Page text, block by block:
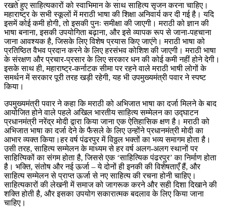
रखते हुए साहित्यकारों को स्वाभिमान के साथ साहित्य सृजन करना चाहिए।
महाराष्ट्र के सभी स्कूलों में मराठी भाषा की शिक्षा अनिवार्य कर दी गई है। यदि
इसमें कोई कमी होगी, तो इसकी पुनः समीक्षा की जाएगी। मराठी को ज्ञान की
भाषा बनाना, इसकी उपयोगिता बढ़ाना, और इसे व्यापक रूप से जाना-पहचाना
जाना आवश्यक है, जिसके लिए विशेष प्रयास किए जाएंगे। मराठी भाषा को
प्रतिष्ठित वैभव प्रदान करने के लिए हरसंभव कोशिश की जाएगी। मराठी भाषा
के संरक्षण और प्रचार-प्रसार के लिए सरकार धन की कोई कमी नहीं होने देगी।
इसके साथ ही, महाराष्ट्र-कर्नाटक सीमा पर रहने वाले मराठी भाषी लोगों के
समर्थन में सरकार पूरी तरह खड़ी रहेगी, यह भी उपमुख्यमंत्री पवार ने स्पष्ट
किया।
उपमुख्यमंत्री पवार ने कहा कि मराठी को अभिजात भाषा का दर्जा मिलने के बाद
आयोजित होने वाले पहले अखिल भारतीय साहित्य सम्मेलन का उद्घाटन
प्रधानमंत्री नरेंद्र मोदी द्वारा किया जाना एक ऐतिहासिक क्षण है। मराठी को
अभिजात भाषा का दर्जा देने के फैसले के लिए उन्होंने प्रधानमंत्री मोदी का
आभार व्यक्त किया।हर वर्ष पंढरपुर में विठ्ठल भक्तों का भव्य समागम होता है।
उसी तरह, साहित्य सम्मेलन के माध्यम से हर वर्ष अलग-अलग स्थानों पर
साहित्यिकों का संगम होता है, जिससे एक ‘साहित्यिक पंढरपुर’ का निर्माण होता
है। भक्ति, संतोष और नई ऊर्जा – ये दोनों ही इनकी की विशेषताएँ हैं, और
साहित्य सम्मेलन से प्राप्त ऊर्जा से नए साहित्य की रचना होनी चाहिए।
साहित्यकारों की लेखनी में समाज को जागरूक करने और सही दिशा दिखाने की
शक्ति होती है, और इसका उपयोग सकारात्मक बदलाव के लिए किया जाना
चाहिए।